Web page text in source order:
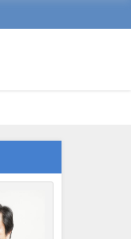
いけない歩き方｜千歳船橋
堂マッサージ